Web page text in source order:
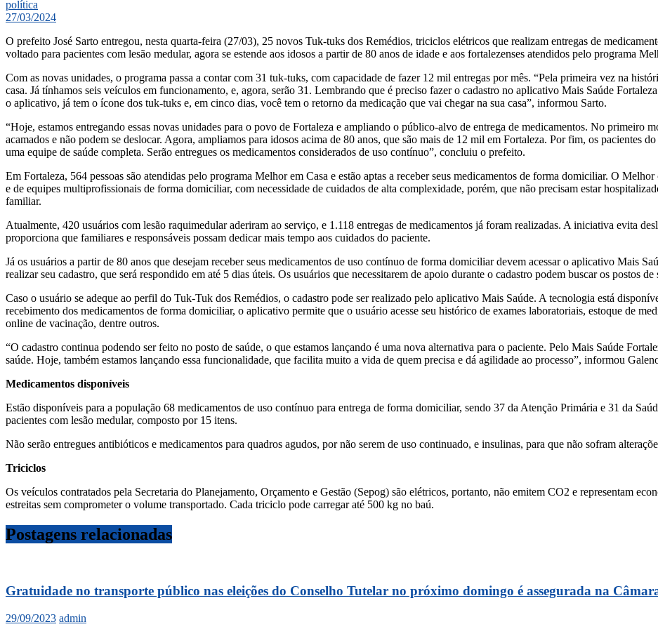
política
27/03/2024
O prefeito José Sarto entregou, nesta quarta-feira (27/03), 25 novos Tuk-tuks dos Remédios, triciclos elétricos que realizam entregas de
voltado para pacientes com lesão medular, agora se estende aos idosos a partir de 80 anos de idade e aos fortalezenses atendidos pelo programa
Com as novas unidades, o programa passa a contar com 31 tuk-tuks, com capacidade de fazer 12 mil entregas por mês. “Pela primeira vez na
casa. Já tínhamos seis veículos em funcionamento, e, agora, serão 31. Lembrando que é preciso fazer o cadastro no aplicativo Mais Saúde
o aplicativo, já tem o ícone dos tuk-tuks e, em cinco dias, você tem o retorno da medicação que vai chegar na sua casa”, informou Sarto.
“Hoje, estamos entregando essas novas unidades para o povo de Fortaleza e ampliando o público-alvo de entrega de medicamentos. No primeiro
acamados e não podem se deslocar. Agora, ampliamos para idosos acima de 80 anos, que são mais de 12 mil em Fortaleza. Por fim, os pacientes
uma equipe de saúde completa. Serão entregues os medicamentos considerados de uso contínuo”, concluiu o prefeito.
Em Fortaleza, 564 pessoas são atendidas pelo programa Melhor em Casa e estão aptas a receber seus medicamentos de forma domiciliar. O
e de equipes multiprofissionais de forma domiciliar, com necessidade de cuidados de alta complexidade, porém, que não precisam estar
familiar.
Atualmente, 420 usuários com lesão raquimedular aderiram ao serviço, e 1.118 entregas de medicamentos já foram realizadas. A iniciativa evita
proporciona que familiares e responsáveis possam dedicar mais tempo aos cuidados do paciente.
Já os usuários a partir de 80 anos que desejam receber seus medicamentos de uso contínuo de forma domiciliar devem acessar o aplicativo Mais
realizar seu cadastro, que será respondido em até 5 dias úteis. Os usuários que necessitarem de apoio durante o cadastro podem buscar os postos de
Caso o usuário se adeque ao perfil do Tuk-Tuk dos Remédios, o cadastro pode ser realizado pelo aplicativo Mais Saúde. A tecnologia está
recebimento dos medicamentos de forma domiciliar, o aplicativo permite que o usuário acesse seu histórico de exames laboratoriais, estoque de
online de vacinação, dentre outros.
“O cadastro continua podendo ser feito no posto de saúde, o que estamos lançando é uma nova alternativa para o paciente. Pelo Mais Saúde
saúde. Hoje, também estamos lançando essa funcionalidade, que facilita muito a vida de quem precisa e dá agilidade ao processo”, informou
Medicamentos disponíveis
Estão disponíveis para a população 68 medicamentos de uso contínuo para entrega de forma domiciliar, sendo 37 da Atenção Primária e 31 da
pacientes com lesão medular, composto por 15 itens.
Não serão entregues antibióticos e medicamentos para quadros agudos, por não serem de uso continuado, e insulinas, para que não sofram
Triciclos
Os veículos contratados pela Secretaria do Planejamento, Orçamento e Gestão (Sepog) são elétricos, portanto, não emitem CO2 e representam
estreitas sem comprometer o volume transportado. Cada triciclo pode carregar até 500 kg no baú.
Postagens relacionadas
Gratuidade no transporte público nas eleições do Conselho Tutelar no próximo domingo é assegurada na
29/09/2023 admin